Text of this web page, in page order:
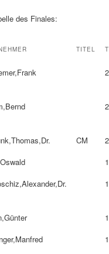
des Finales:
TITEL
CM